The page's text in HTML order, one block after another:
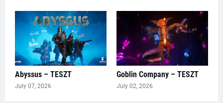
Abyssus – TESZT
July 07, 2026
Goblin Company – TESZT
July 02, 2026